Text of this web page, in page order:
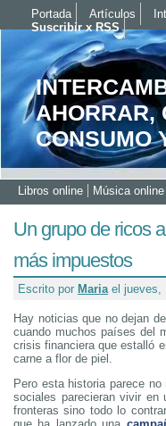
AHORRAR,
CONSUMO
Libros online Música online
Un grupo de ricos
más impuestos
Escrito por Mariael jueves,
Hay noticias que no dejan
cuando muchos países del
crisis financiera que estalló
carne a flor de piel.
Pero esta historia parece
sociales parecieran vivir
fronteras sino todo lo
Portada Artículos
Suscribir x RSS